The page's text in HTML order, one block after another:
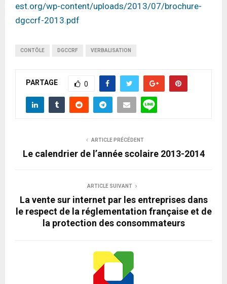
est.org/wp-content/uploads/2013/07/brochure-
dgccrf-2013.pdf
CONTÔLE DGCCRF VERBALISATION
PARTAGE 0
ARTICLE PRÉCÉDENT
Le calendrier de l’année scolaire 2013-2014
ARTICLE SUIVANT
La vente sur internet par les entreprises dans
le respect de la réglementation française et de
la protection des consommateurs